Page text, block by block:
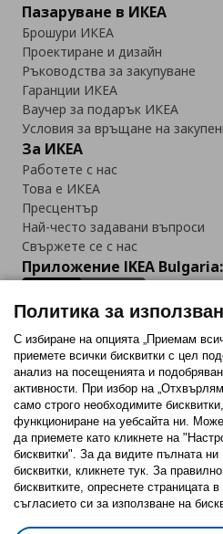
Пазаруване в ИКЕА
Брошури ИКЕА
Проектиране и дизайн
Ръководства за закупуване
Гаранции ИКЕА
Ваучер за подарък ИКЕА
Условия за връщане на
За ИКЕА
Работете с нас
Това е ИКЕА
Пресцентър
Най-често задавани въпроси
Свържете се с нас
Приложение IKEA Bulgaria:
Последвайте ни:
FacebookTwitterYoutubePinterest
Политика за използване на
Избор на настройки за
Политика за
С избиране на опцията „Приемам
приемете всички бисквитки с цел
анализ на посещенията и
активности. При избор на
само строго необходимитe
функциониране на уебсайта ни.
да приемете като кликнете на
бисквитки". За да видите пълната
бисквитки, кликнете тук. За
бисквитките, опреснете страницата
съгласието си за използване на